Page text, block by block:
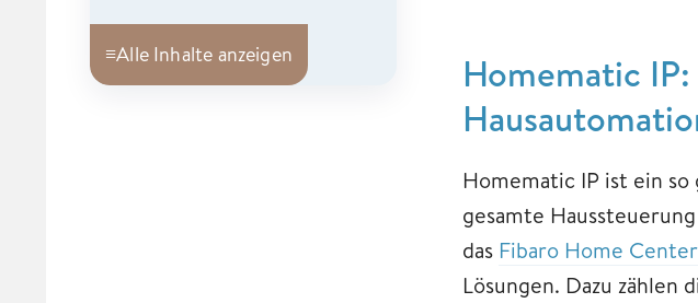
≡Alle Inhalte anzeigen
Homematic
Homematic IP ist ein
gesamte
das Fibaro Home Center
Lösungen. Dazu